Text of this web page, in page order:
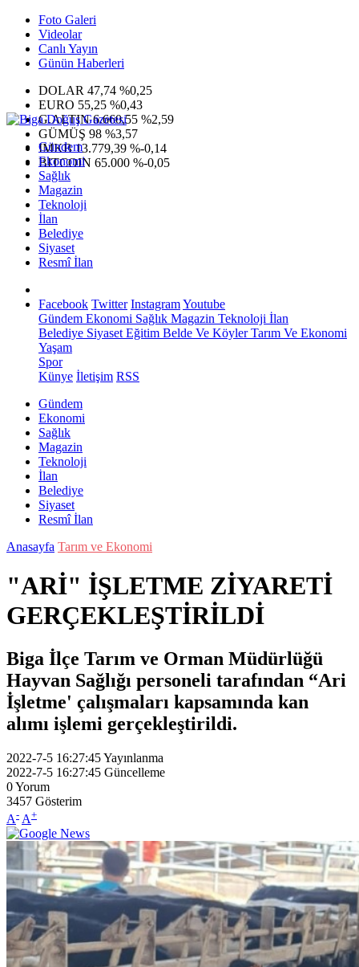
Foto Galeri
Videolar
Canlı Yayın
Günün Haberleri
DOLAR 47,74 %0,25
EURO 55,25 %0,43
G.ALTIN6.660,55 %2,59
GÜMÜŞ 98 %3,57
IMKB13.779,39 %-0,14
BITCOIN 65.000 %-0,05
Gündem
Ekonomi
Sağlık
Magazin
Teknoloji
İlan
Belediye
Siyaset
Resmî İlan
Facebook Twitter InstagramYoutube
Gündem Ekonomi Sağlık Magazin Teknoloji İlan
Belediye Siyaset Eğitim Belde Ve KöylerTarım Ve Ekonomi
Yaşam
Spor
Künye İletişim RSS
Gündem
Ekonomi
Sağlık
Magazin
Teknoloji
İlan
Belediye
Siyaset
Resmî İlan
Anasayfa Tarım ve Ekonomi
"ARİ" İŞLETME ZİYARETİ
GERÇEKLEŞTİRİLDİ
Biga İlçe Tarım ve Orman Müdürlüğü
Hayvan Sağlığı personeli tarafından “Ari
İşletme' çalışmaları kapsamında kan
alımı işlemi gerçekleştirildi.
2022-7-5 16:27:45Yayınlanma
2022-7-5 16:27:45 Güncelleme
0Yorum
3457 Gösterim
A- A+